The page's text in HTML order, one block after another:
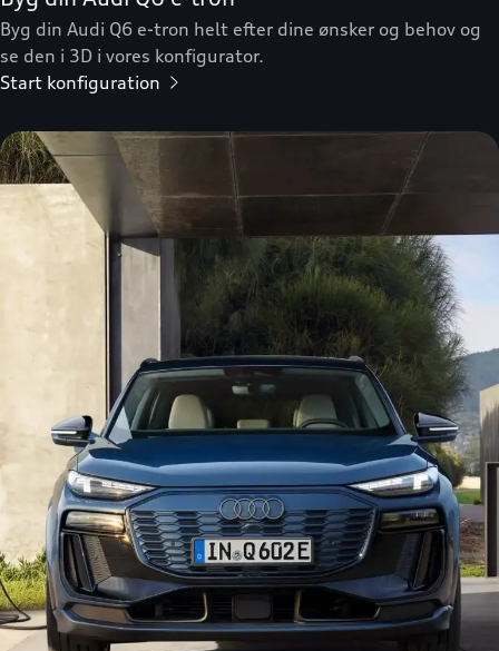
Byg din Audi Q6 e-tron helt efter dine ønsker og behov og
se den i 3D i vores konfigurator.
Start konfiguration